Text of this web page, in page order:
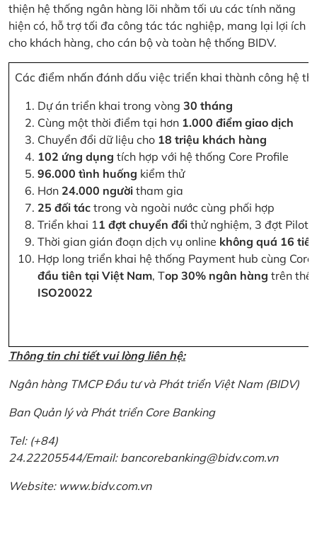
thiện hệ thống ngân hàng lõi nhằm tối ưu các tính năng
hiện có, hỗ trợ tối đa công tác tác nghiệp, mang lại lợi ích
cho khách hàng, cho cán bộ và toàn hệ thống BIDV.
Các điểm nhấn đánh dấu việc triển khai thành công hệ
Dự án triển khai trong vòng 30 tháng
Cùng một thời điểm tại hơn 1.000 điểm giao dịch
Chuyển đổi dữ liệu cho 18 triệu khách hàng
102 ứng dụng tích hợp với hệ thống Core Profile
96.000 tình huống kiểm thử
Hơn 24.000 người tham gia
25 đối tác trong và ngoài nước cùng phối hợp
Triển khai 11 đợt chuyển đổi thử nghiệm, 3 đợt Pilot
Thời gian gián đoạn dịch vụ online không quá 16
Hợp long triển khai hệ thống Payment hub cùng
đầu tiên tại Việt Nam, Top 30% ngân hàng trên thế
ISO20022
Thông tin chi tiết vui lòng liên hệ:
Ngân hàng TMCP Đầu tư và Phát triển Việt Nam (BIDV)
Ban Quản lý và Phát triển Core Banking
Tel: (+84)
24.22205544/Email: bancorebanking@bidv.com.vn
Website: www.bidv.com.vn